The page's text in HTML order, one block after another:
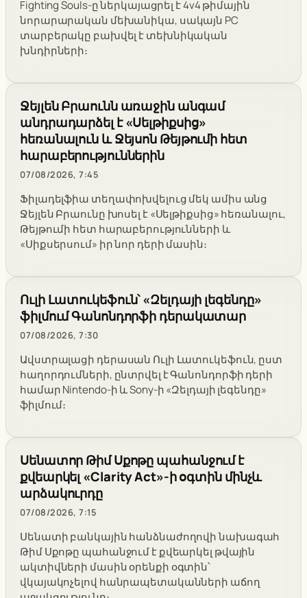
Fighting Souls-ը ներկայացրել է 4v4 թիմային
նորարարական մեխանիկա, սակայն PC
տարբերակը բախվել է տեխնիկական
խնդիրների։
Ջեյլեն Բրաունն առաջին անգամ
անդրադարձել է «Սելթիքսից»
հեռանալուն և Ջեյսոն Թեյթումի հետ
հարաբերություններին
07/08/2026, 7:45
Ֆիլադելֆիա տեղափոխվելուց մեկ ամիս անց
Ջեյլեն Բրաունը խոսել է «Սելթիքսից» հեռանալու,
Թեյթումի հետ հարաբերությունների և
«Սիքսերսում» իր նոր դերի մասին։
Ուլի Լատուկեֆուն՝ «Զելդայի լեգենդը»
ֆիլմում Գանոնդորֆի դերակատար
07/08/2026, 7:30
Ավստրալացի դերասան Ուլի Լատուկեֆուն, ըստ
հաղորդումների, ընտրվել է Գանոնդորֆի դերի
համար Nintendo-ի և Sony-ի «Զելդայի լեգենդը»
ֆիլմում։
Սենատոր Թիմ Սքոթը պահանջում է
քվեարկել «Clarity Act»-ի օգտին մինչև
արձակուրդը
07/08/2026, 7:15
Սենատի բանկային հանձնաժողովի նախագահ
Թիմ Սքոթը պահանջում է քվեարկել թվային
ակտիվների մասին օրենքի օգտին՝
վկայակոչելով հանրապետականների աճող